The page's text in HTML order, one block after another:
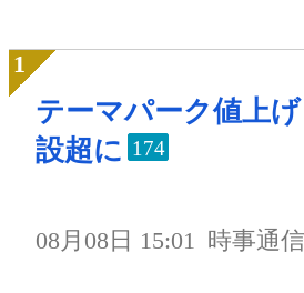
テーマパーク値上
設超に 174
08月08日 15:01 時事通